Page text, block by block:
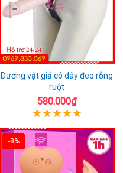
Dương vật giả có dây đeo rỗng
ruột
580.000₫
-8%